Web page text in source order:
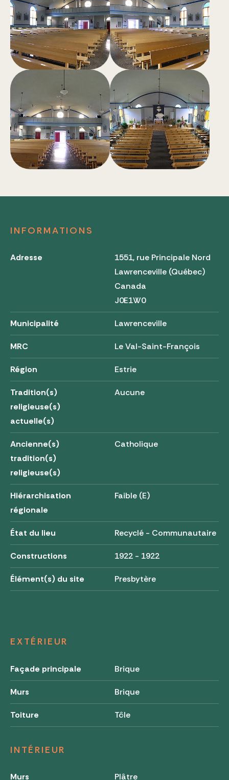
INFORMATIONS
Adresse
1551, rue Principale Nord
Lawrenceville (Québec)
Canada
J0E1W0
Municipalité Lawrenceville
MRC Le Val-Saint-François
Région Estrie
Tradition(s)
religieuse(s)
actuelle(s)
Aucune
Ancienne(s)
tradition(s)
religieuse(s)
Catholique
Hiérarchisation
régionale
Faible (E)
État du lieu Recyclé - Communautaire
Constructions 1922 - 1922
Élément(s) du site Presbytère
EXTÉRIEUR
Façade principale Brique
Murs Brique
Toiture Tôle
INTÉRIEUR
Murs Plâtre